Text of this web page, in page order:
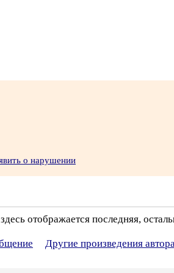
о нарушении
отображается последняя,
Другие произведения